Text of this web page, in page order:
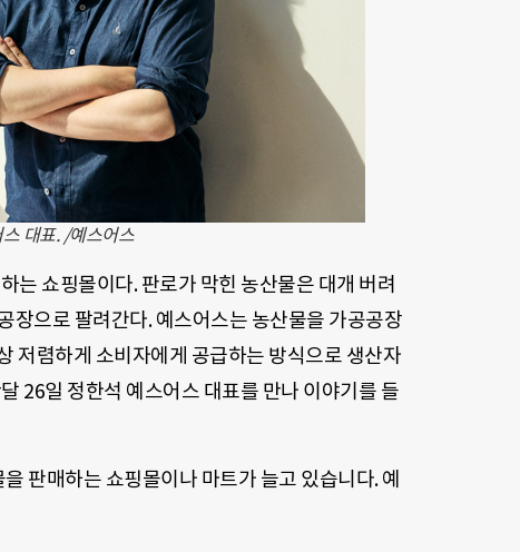
대표. /예스어스
는 쇼핑몰이다. 판로가 막힌 농산물은 대개 버려
장으로 팔려간다. 예스어스는 농산물을 가공공장
저렴하게 소비자에게 공급하는 방식으로 생산자
26일 정한석 예스어스 대표를 만나 이야기를 들
판매하는 쇼핑몰이나 마트가 늘고 있습니다. 예